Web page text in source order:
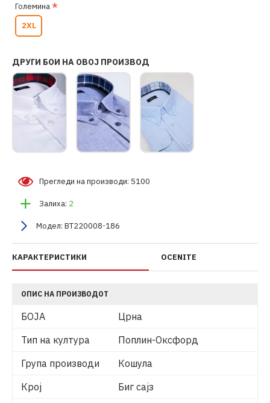
Залиха: 2
Модел: BT220008-186
Прегледи на производи: 5100
Големина
2XL
ДРУГИ БОИ НА ОВОЈ ПРОИЗВОД
КАРАКТЕРИСТИКИ OCENITE
ОПИС НА ПРОИЗВОДОТ
БОЈА
Црна
Тип на култура
Поплин-Оксфорд
Група производи
Кошула
Крој
Биг сајз